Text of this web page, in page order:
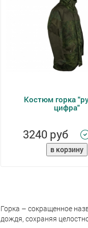
Костюм горка
цифра"
3240 руб
Горка – сокращенное
дождя, сохраняя